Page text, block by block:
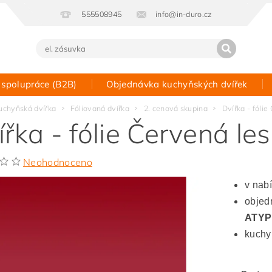
555508945 info@in-duro.cz
(B2B) Objednávka kuchyňských dvířek
Kontakt
dvířka Fóliovaná dvířka 2. cenová skupina Dvířka - fólie
- fólie Červená
Neohodnoceno
v
ATYP